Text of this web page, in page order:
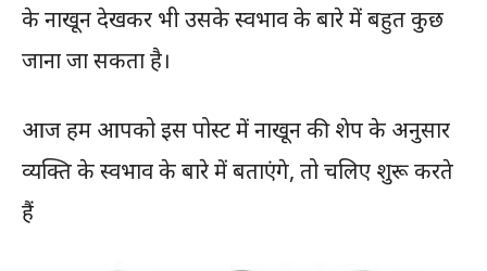
के नाखून देखकर भी उसके स्वभाव के बारे में बहुत कुछ
जाना जा सकता है।
आज हम आपको इस पोस्ट में नाखून की शेप के अनुसार
व्यक्ति के स्वभाव के बारे में बताएंगे, तो चलिए शुरू करते
हैं